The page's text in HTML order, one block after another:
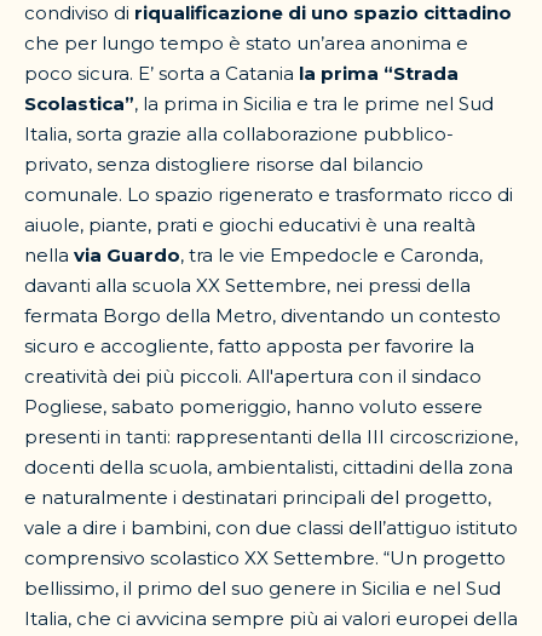
condiviso di riqualificazione di uno spazio cittadino
che per lungo tempo è stato un’area anonima e
poco sicura. E’ sorta a Catania la prima “Strada
Scolastica”, la prima in Sicilia e tra le prime nel Sud
Italia, sorta grazie alla collaborazione pubblico-
privato, senza distogliere risorse dal bilancio
comunale. Lo spazio rigenerato e trasformato ricco di
aiuole, piante, prati e giochi educativi è una realtà
nella via Guardo, tra le vie Empedocle e Caronda,
davanti alla scuola XX Settembre, nei pressi della
fermata Borgo della Metro, diventando un contesto
sicuro e accogliente, fatto apposta per favorire la
creatività dei più piccoli. All'apertura con il sindaco
Pogliese, sabato pomeriggio, hanno voluto essere
presenti in tanti: rappresentanti della III circoscrizione,
docenti della scuola, ambientalisti, cittadini della zona
e naturalmente i destinatari principali del progetto,
vale a dire i bambini, con due classi dell’attiguo istituto
comprensivo scolastico XX Settembre. “Un progetto
bellissimo, il primo del suo genere in Sicilia e nel Sud
Italia, che ci avvicina sempre più ai valori europei della